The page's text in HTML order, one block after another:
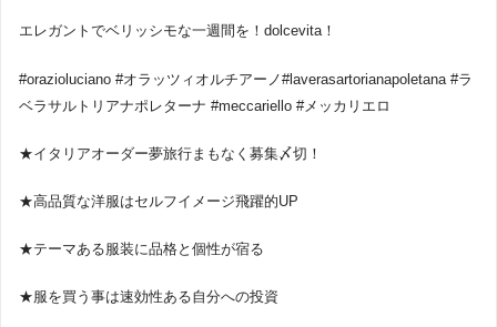
エレガントでベリッシモな一週間を！dolcevita！
#orazioluciano #オラッツィオルチアーノ#laverasartorianapoletana #ラ
ベラサルトリアナポレターナ #meccariello #メッカリエロ
★イタリアオーダー夢旅行まもなく募集〆切！
★高品質な洋服はセルフイメージ飛躍的UP
★テーマある服装に品格と個性が宿る
★服を買う事は速効性ある自分への投資